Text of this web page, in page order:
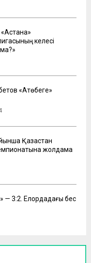
«Астана»
келесі
«Ақтөбеге»
Қазақстан
жолдама
— 3:2. Елордадағы бес